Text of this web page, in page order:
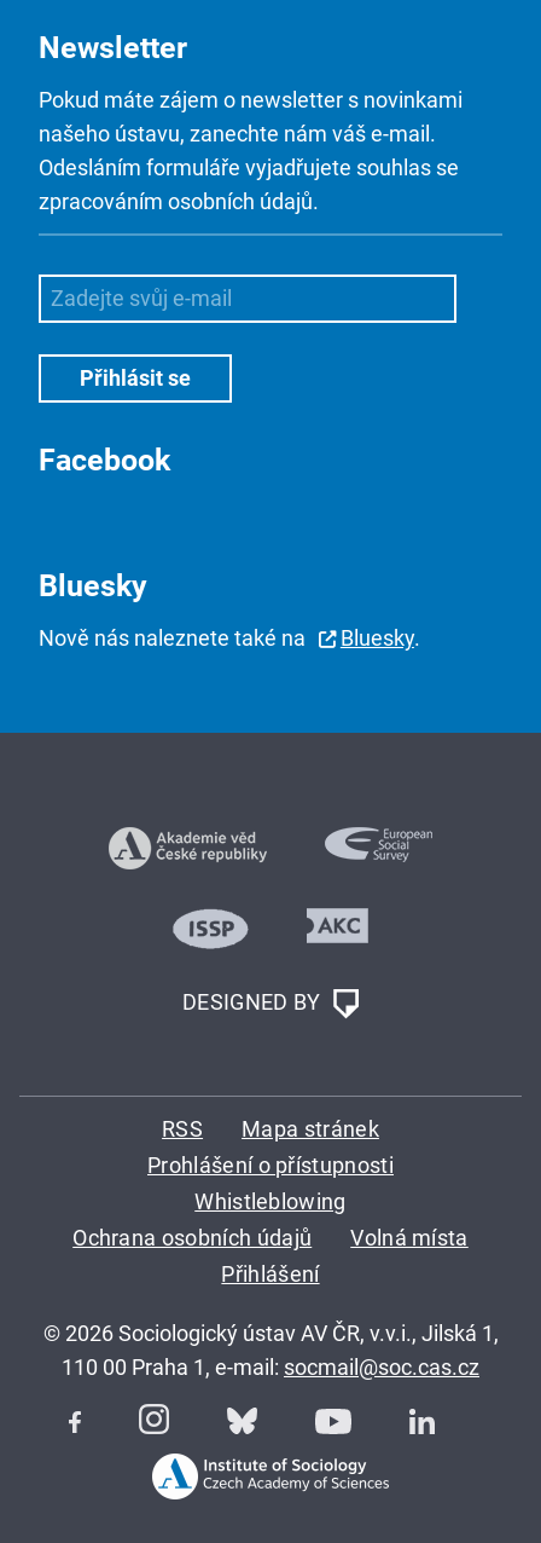
Newsletter
Pokud máte zájem o newsletter s novinkami
našeho ústavu, zanechte nám váš e-mail.
Odesláním formuláře vyjadřujete souhlas se
zpracováním osobních údajů.
Facebook
Bluesky
Nově nás naleznete také na Bluesky.
DESIGNED BY
RSS
Mapa stránek
Prohlášení o přístupnosti
Whistleblowing
Ochrana osobních údajů
Volná místa
Přihlášení
© 2026 Sociologický ústav AV ČR, v.v.i., Jilská 1,
110 00 Praha 1, e-mail: socmail@soc.cas.cz